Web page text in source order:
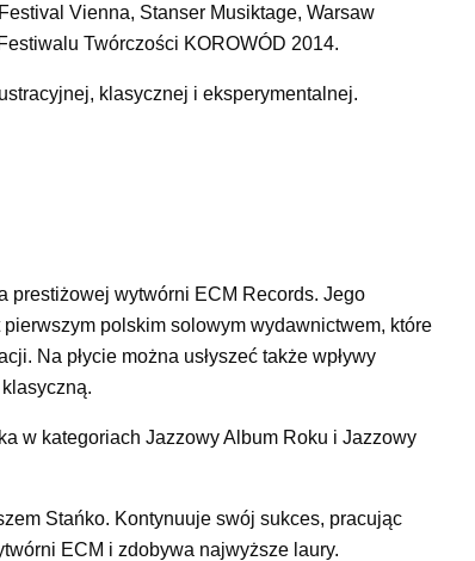
Vienna, Stanser Musiktage, Warsaw
Twórczości KOROWÓD 2014.
klasycznej i eksperymentalnej.
prestiżowej wytwórni ECM Records. Jego
polskim solowym wydawnictwem, które
Na płycie można usłyszeć także wpływy
w kategoriach Jazzowy Album Roku i Jazzowy
Stańko. Kontynuuje swój sukces, pracując
ECM i zdobywa najwyższe laury.